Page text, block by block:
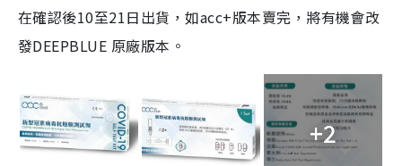
在確認後10至21日出貨，如acc+版本賣完，將有機會改
發DEEPBLUE 原廠版本。
+2